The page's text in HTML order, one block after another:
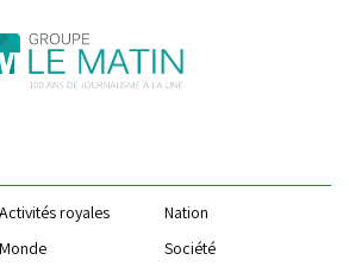
Activités royales
Nation
Monde
Société